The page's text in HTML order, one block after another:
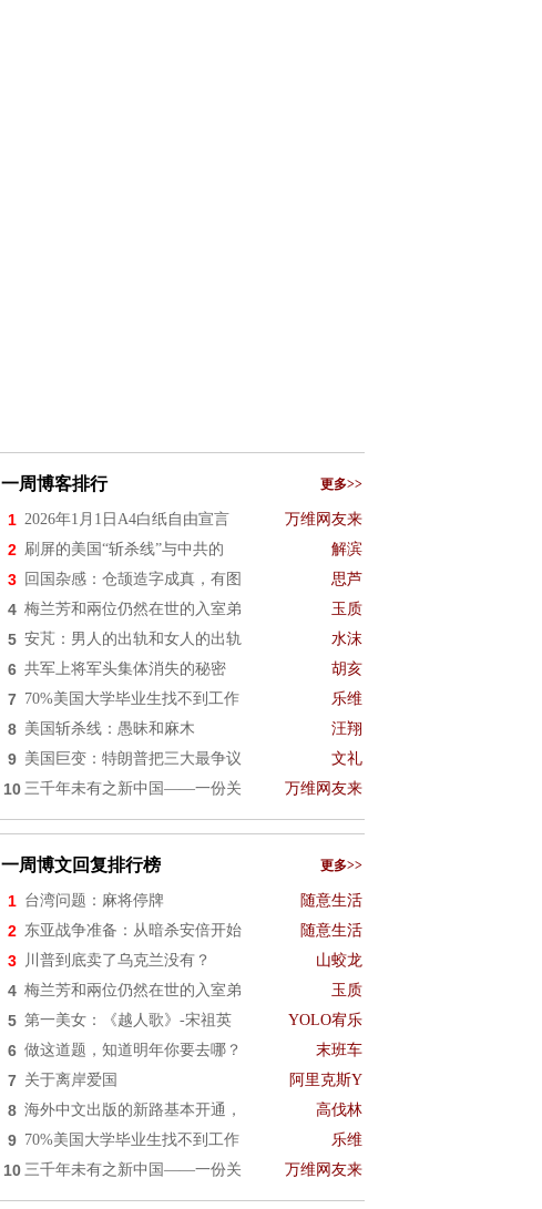
一周博客排行 更多>>
1 2026年1月1日A4白纸自由宣言 万维网友来
2 刷屏的美国“斩杀线”与中共的 解滨
3 回国杂感：仓颉造字成真，有图 思芦
4 梅兰芳和兩位仍然在世的入室弟 玉质
5 安芃：男人的出轨和女人的出轨 水沫
6 共军上将军头集体消失的秘密 胡亥
7 70%美国大学毕业生找不到工作 乐维
8 美国斩杀线：愚昧和麻木 汪翔
9 美国巨变：特朗普把三大最争议 文礼
10 三千年未有之新中国——一份关 万维网友来
一周博文回复排行榜 更多>>
1 台湾问题：麻将停牌 随意生活
2 东亚战争准备：从暗杀安倍开始 随意生活
3 川普到底卖了乌克兰没有？ 山蛟龙
4 梅兰芳和兩位仍然在世的入室弟 玉质
5 第一美女：《越人歌》-宋祖英 YOLO宥乐
6 做这道题，知道明年你要去哪？ 末班车
7 关于离岸爱国 阿里克斯Y
8 海外中文出版的新路基本开通， 高伐林
9 70%美国大学毕业生找不到工作 乐维
10 三千年未有之新中国——一份关 万维网友来